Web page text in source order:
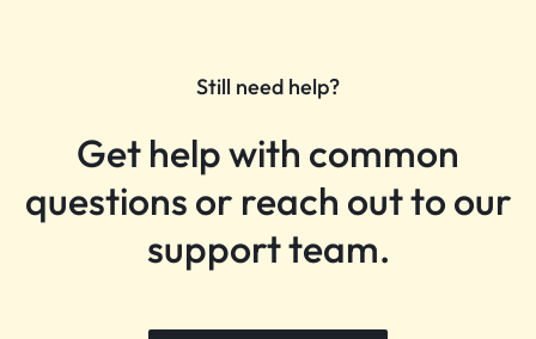
Still need help?
Get help with common
questions or reach out to our
support team.